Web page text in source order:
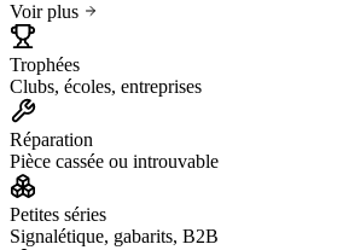
Voir plus
Trophées
Clubs, écoles, entreprises
Réparation
Pièce cassée ou introuvable
Petites séries
Signalétique, gabarits, B2B